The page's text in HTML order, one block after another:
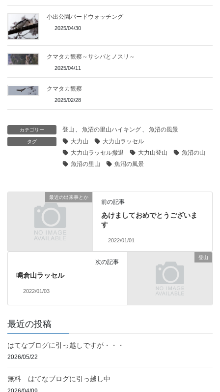
小出公園バードウォッチング
2025/04/30
クマタカ観察～サシバとノスリ～
2025/04/11
クマタカ観察
2025/02/28
カテゴリー 登山 、 魚沼の里山ハイキング 、 魚沼の風景
タグ 大力山
大力山ラッセル
大力山ラッセル撤退
大力山登山
魚沼の山
魚沼の里山
魚沼の風景
最近の出来事とか
前の記事
あけましておめでとうございま
す
2022/01/01
登山
次の記事
鳴倉山ラッセル
2022/01/03
最近の投稿
はてなブログに引っ越しですが・・・
2026/05/22
無料 はてなブログに引っ越し中